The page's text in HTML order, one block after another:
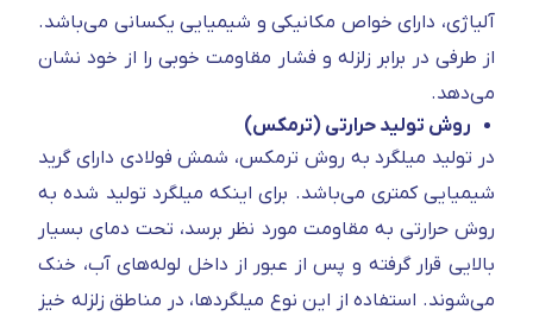
آلیاژی، دارای خواص مکانیکی و شیمیایی یکسانی می‌باشد.
از طرفی در برابر زلزله و فشار مقاومت خوبی را از خود نشان
می‌دهد.
روش تولید حرارتی (ترمکس)
در تولید میلگرد به روش ترمکس، شمش فولادی دارای گرید
شیمیایی کمتری می‌باشد. برای اینکه میلگرد تولید شده به
روش حرارتی به مقاومت مورد نظر برسد، تحت دمای بسیار
بالایی قرار گرفته و پس از عبور از داخل لوله‌های آب، خنک
می‌شوند. استفاده از این نوع میلگردها، در مناطق زلزله خیز